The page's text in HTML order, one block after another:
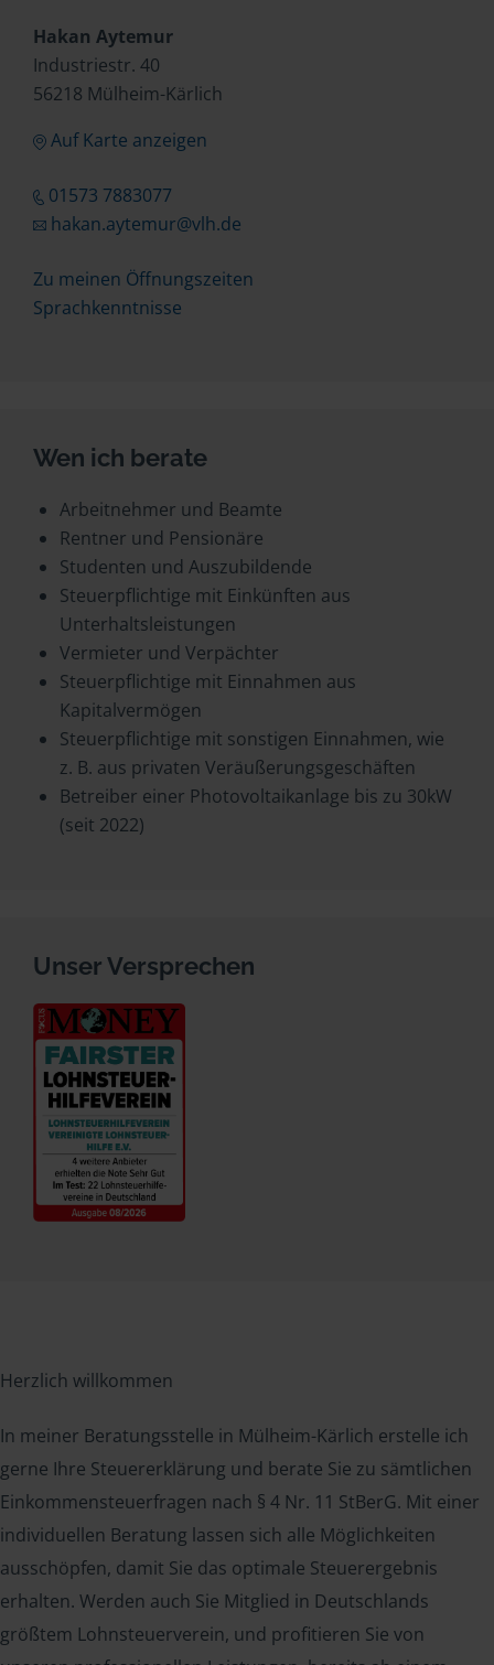
Hakan Aytemur
Industriestr. 40
56218 Mülheim-Kärlich
Auf Karte anzeigen
01573 7883077
hakan.aytemur@vlh.de
Zu meinen Öffnungszeiten
Sprachkenntnisse
Wen ich berate
Arbeitnehmer und Beamte
Rentner und Pensionäre
Studenten und Auszubildende
Steuerpflichtige mit Einkünften aus
Unterhaltsleistungen
Vermieter und Verpächter
Steuerpflichtige mit Einnahmen aus
Kapitalvermögen
Steuerpflichtige mit sonstigen Einnahmen, wie
z. B. aus privaten Veräußerungsgeschäften
Betreiber einer Photovoltaikanlage bis zu 30kW
(seit 2022)
Unser Versprechen
Herzlich willkommen
In meiner Beratungsstelle in Mülheim-Kärlich erstelle ich
gerne Ihre Steuererklärung und berate Sie zu sämtlichen
Einkommensteuerfragen nach § 4 Nr. 11 StBerG. Mit einer
individuellen Beratung lassen sich alle Möglichkeiten
ausschöpfen, damit Sie das optimale Steuerergebnis
erhalten. Werden auch Sie Mitglied in Deutschlands
größtem Lohnsteuerverein, und profitieren Sie von